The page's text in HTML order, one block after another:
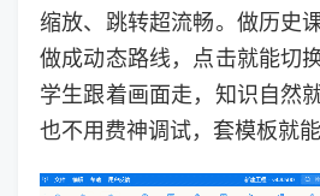
缩放、跳转超流畅。做历史
做成动态路线，点击就能切
学生跟着画面走，知识自然
也不用费神调试，套模板就